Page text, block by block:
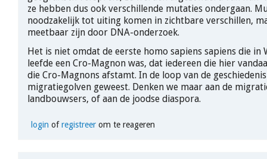
ze hebben dus ook verschillende mutaties ondergaan.
noodzakelijk tot uiting komen in zichtbare verschillen,
meetbaar zijn door DNA-onderzoek.
Het is niet omdat de eerste homo sapiens sapiens die in
leefde een Cro-Magnon was, dat iedereen die hier
die Cro-Magnons afstamt. In de loop van de
migratiegolven geweest. Denken we maar aan de
landbouwsers, of aan de joodse diaspora.
login ofregistreerom te reageren